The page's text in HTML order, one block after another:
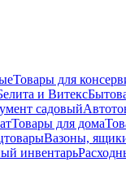
Товары для
и Витекс
садовый
Товары для дома
Вазоны,
инвентарь